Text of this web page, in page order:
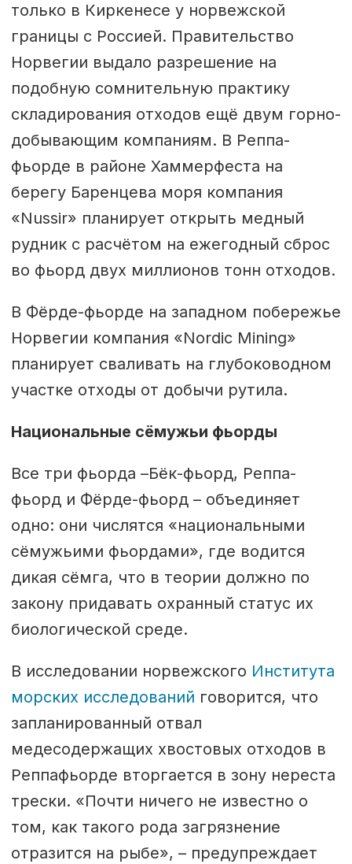
только в Киркенесе у норвежской
границы с Россией. Правительство
Норвегии выдало разрешение на
подобную сомнительную практику
складирования отходов ещё двум горно-
добывающим компаниям. В Реппа-
фьорде в районе Хаммерфеста на
берегу Баренцева моря компания
«Nussir» планирует открыть медный
рудник с расчётом на ежегодный сброс
во фьорд двух миллионов тонн отходов.
В Фёрде-фьорде на западном побережье
Норвегии компания «Nordic Mining»
планирует сваливать на глубоководном
участке отходы от добычи рутила.
Национальные сёмужьи фьорды
Все три фьорда –Бёк-фьорд, Реппа-
фьорд и Фёрде-фьорд – объединяет
одно: они числятся «национальными
сёмужьими фьордами», где водится
дикая сёмга, что в теории должно по
закону придавать охранный статус их
биологической среде.
В исследовании норвежского Института
морских исследований говорится, что
запланированный отвал
медесодержащих хвостовых отходов в
Реппафьорде вторгается в зону нереста
трески. «Почти ничего не известно о
том, как такого рода загрязнение
отразится на рыбе», – предупреждает